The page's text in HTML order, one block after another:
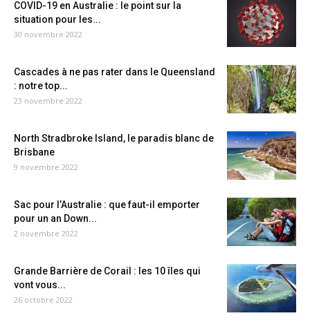
COVID-19 en Australie : le point sur la
situation pour les...
30 novembre 2022
Cascades à ne pas rater dans le Queensland
: notre top...
23 novembre 2022
North Stradbroke Island, le paradis blanc de
Brisbane
9 novembre 2022
Sac pour l’Australie : que faut-il emporter
pour un an Down...
2 novembre 2022
Grande Barrière de Corail : les 10 îles qui
vont vous...
26 octobre 2022